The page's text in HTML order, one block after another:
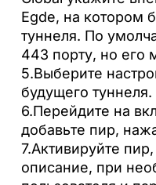
Egde, на котором
туннеля. По
443 порту, но его
5.Выберите
будущего туннеля.
6.Перейдите на
добавьте пир,
7.Активируйте
описание, при